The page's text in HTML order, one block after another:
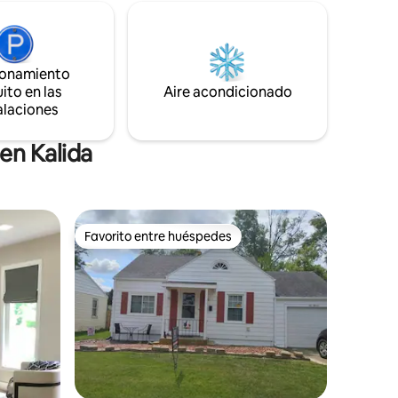
Las otras camas son lofts abiertos visibles
entre sí y accesibles por escaleras muy
en las
Aire acondicionado
Kalida
Favorito entre huéspedes
Favorito entre huéspedes